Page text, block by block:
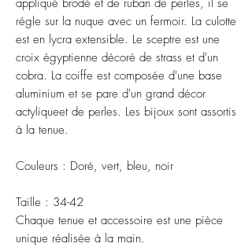
appliqué brodé et de ruban de perles, il se
régle sur la nuque avec un fermoir. La culotte
est en lycra extensible. Le sceptre est une
croix égyptienne décoré de strass et d'un
cobra. La coiffe est composée d'une base
aluminium et se pare d'un grand décor
actyliqueet de perles. Les bijoux sont assortis
à la tenue.
Couleurs : Doré, vert, bleu, noir
Taille : 34-42
Chaque tenue et accessoire est une pièce
unique réalisée à la main.